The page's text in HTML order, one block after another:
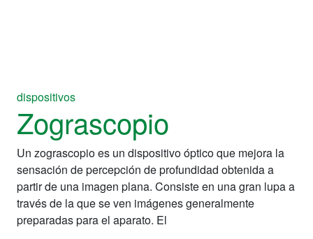
dispositivos
Zograscopio
Un zograscopio es un dispositivo óptico que mejora la
sensación de percepción de profundidad obtenida a
partir de una imagen plana. Consiste en una gran lupa a
través de la que se ven imágenes generalmente
preparadas para el aparato. El